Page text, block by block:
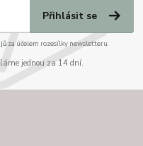
Přihlásit se
za účelem rozesílky newsletteru.
jednou za 14 dní.